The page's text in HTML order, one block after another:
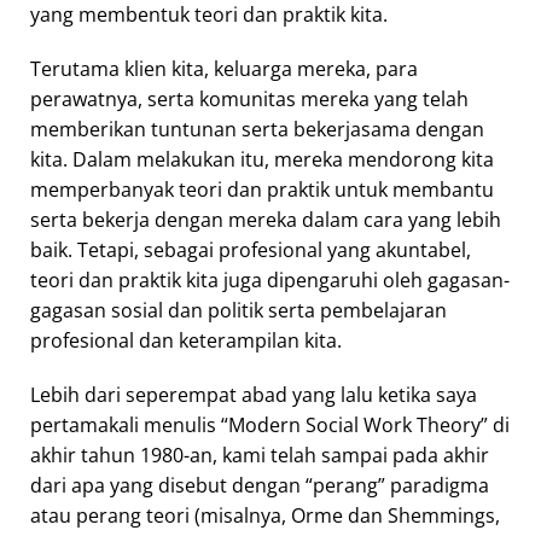
yang membentuk teori dan praktik kita.
Terutama klien kita, keluarga mereka, para
perawatnya, serta komunitas mereka yang telah
memberikan tuntunan serta bekerjasama dengan
kita. Dalam melakukan itu, mereka mendorong kita
memperbanyak teori dan praktik untuk membantu
serta bekerja dengan mereka dalam cara yang lebih
baik. Tetapi, sebagai profesional yang akuntabel,
teori dan praktik kita juga dipengaruhi oleh gagasan-
gagasan sosial dan politik serta pembelajaran
profesional dan keterampilan kita.
Lebih dari seperempat abad yang lalu ketika saya
pertamakali menulis “Modern Social Work Theory” di
akhir tahun 1980-an, kami telah sampai pada akhir
dari apa yang disebut dengan “perang” paradigma
atau perang teori (misalnya, Orme dan Shemmings,